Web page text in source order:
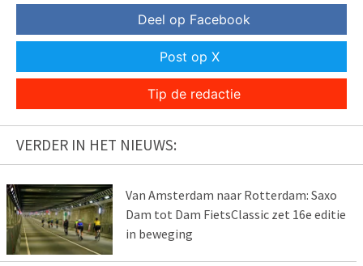
Deel op Facebook
Post op X
Tip de redactie
VERDER IN HET NIEUWS:
Van Amsterdam naar Rotterdam: Saxo
Dam tot Dam FietsClassic zet 16e editie
in beweging